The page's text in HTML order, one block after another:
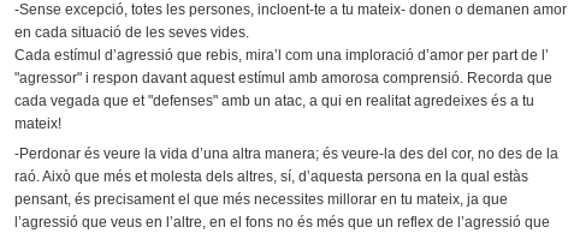
-Sense excepció, totes les persones, incloent-te a tu mateix- donen o demanen amor
en cada situació de les seves vides.
Cada estímul d’agressió que rebis, mira’l com una imploració d’amor per part de l’
"agressor" i respon davant aquest estímul amb amorosa comprensió. Recorda que
cada vegada que et "defenses" amb un atac, a qui en realitat agredeixes és a tu
mateix!
-Perdonar és veure la vida d’una altra manera; és veure-la des del cor, no des de la
raó. Això que més et molesta dels altres, sí, d’aquesta persona en la qual estàs
pensant, és precisament el que més necessites millorar en tu mateix, ja que
l’agressió que veus en l’altre, en el fons no és més que un reflex de l’agressió que